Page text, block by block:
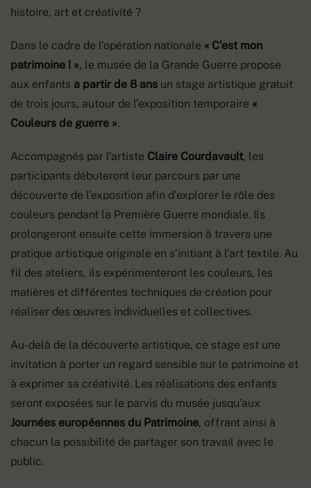
histoire, art et créativité ?
Dans le cadre de l’opération nationale « C’est mon
patrimoine ! », le musée de la Grande Guerre propose
aux enfants à partir de 8 ans un stage artistique gratuit
de trois jours, autour de l’exposition temporaire «
Couleurs de guerre ».
Accompagnés par l’artiste Claire Courdavault, les
participants débuteront leur parcours par une
découverte de l’exposition afin d’explorer le rôle des
couleurs pendant la Première Guerre mondiale. Ils
prolongeront ensuite cette immersion à travers une
pratique artistique originale en s’initiant à l’art textile. Au
fil des ateliers, ils expérimenteront les couleurs, les
matières et différentes techniques de création pour
réaliser des œuvres individuelles et collectives.
Au-delà de la découverte artistique, ce stage est une
invitation à porter un regard sensible sur le patrimoine et
à exprimer sa créativité. Les réalisations des enfants
seront exposées sur le parvis du musée jusqu’aux
Journées européennes du Patrimoine, offrant ainsi à
chacun la possibilité de partager son travail avec le
public.